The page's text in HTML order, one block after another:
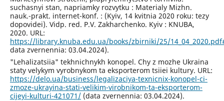
suchasnyi stan, napriamky rozvytku : Materialy Mizhn.
nauk.-prakt. internet-konf. : (Kyiv, 14 kvitnia 2020 roku: tezy
dopovidei). Vidp. red. P.V. Zakharchenko. Kyiv : KNUBA,
2020. URL:
https://library.knuba.edu.ua/books/zbirniki/25/
data zvernennia: 03.04.2024).
"Lehalizatsiia" tekhnichnykh konopel. Chy z mozhe Ukraina
staty velykym vyrobnykom ta eksporterom tsiiei kultury. URL:
https://delo.ua/business/legalizaciya-texnicnix-konopel-ci-
zmoze-ukrayina-stati-velikim-virobnikom-ta-eksporterom-
cijeyi-kulturi-421071/(data zvernennia: 03.04.2024).